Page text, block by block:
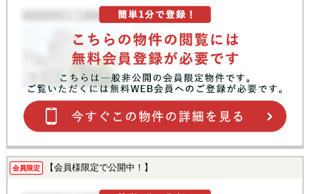
会員限定 【会員様限定で公開中！】